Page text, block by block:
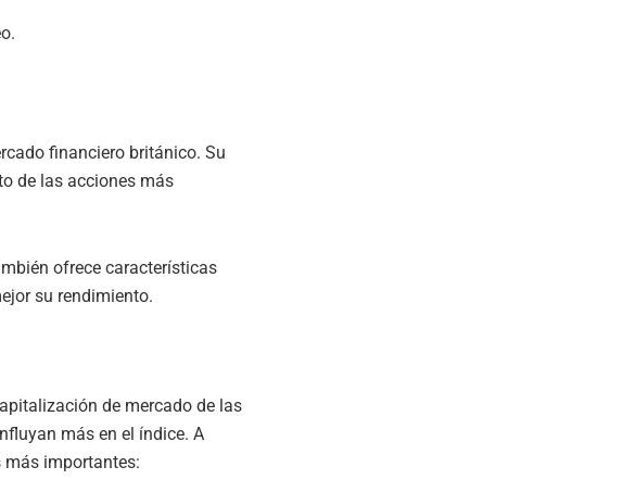
financiero británico. Su
de las acciones más
ofrece características
su rendimiento.
de mercado de las
más en el índice. A
más importantes: